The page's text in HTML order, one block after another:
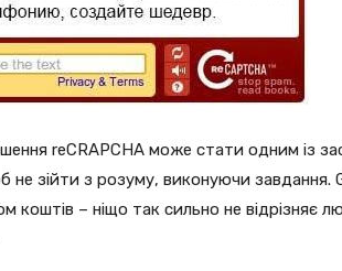
reCRAPCHA може стати одним із
не зійти з розуму, виконуючи завдання.
коштів – ніщо так сильно не відрізняє